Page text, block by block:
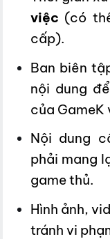
việc (có
cấp).
Ban biên
nội dung
của GameK
Nội dung
phải mang
game thủ.
Hình ảnh,
tránh vi